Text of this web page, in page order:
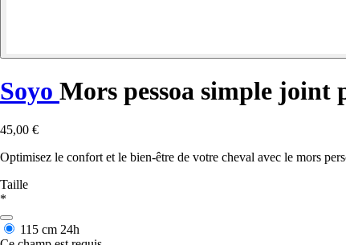
Soyo Mors pessoa simple
45,00 €
Optimisez le confort et le bien-être de votre cheval avec le mors
Taille
*
115 cm 24h